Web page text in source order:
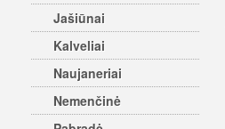
Jašiūnai
Kalveliai
Naujaneriai
Nemenčinė